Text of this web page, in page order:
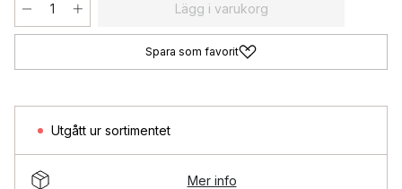
Lägg i varukorg
Spara som favorit
Utgått ur sortimentet
Mer info